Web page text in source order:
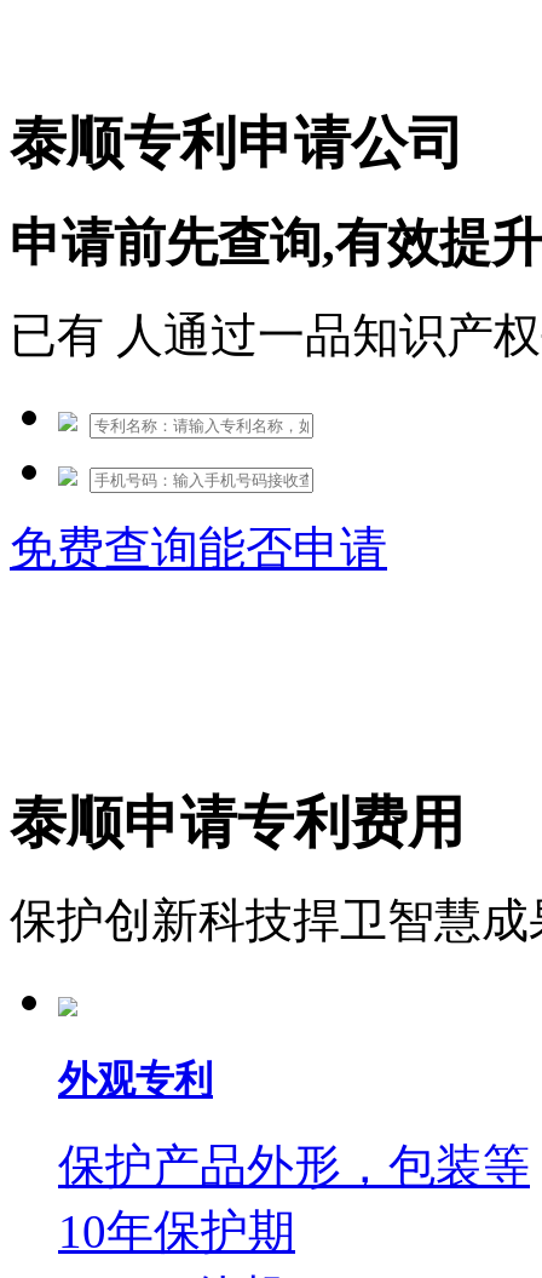
泰顺专利申请公司
申请前先查询,有效提
已有 人通过一品知识产
免费查询能否申请
泰顺申请专利费用
保护创新科技捍卫智慧
外观专利
保护产品外形，包装等
10年保护期